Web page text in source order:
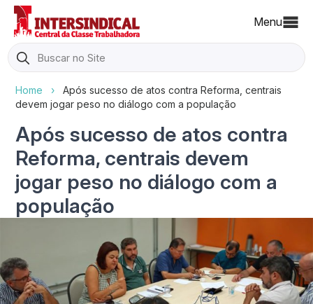
Menu
Search
for:
Home ›
Após sucesso de atos contra Reforma, centrais
devem jogar peso no diálogo com a população
Após sucesso de atos contra
Reforma, centrais devem
jogar peso no diálogo com a
população